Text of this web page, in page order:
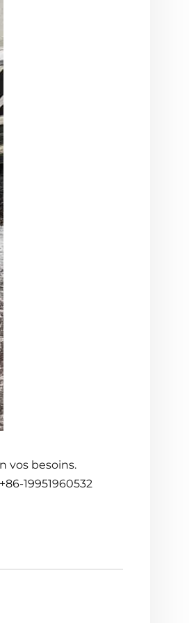
vos besoins.
19951960532